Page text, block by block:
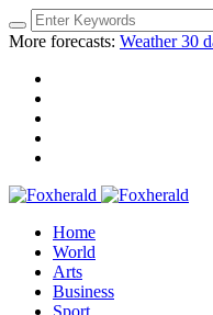
More forecasts: Weather 30
Home
World
Arts
Business
Sport